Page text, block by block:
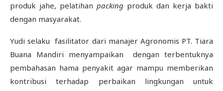
produk jahe, pelatihan packing produk dan kerja bakti
dengan masyarakat.
Yudi selaku fasilitator dari manajer Agronomis PT. Tiara
Buana Mandiri menyampaikan dengan terbentuknya
pembahasan hama penyakit agar mampu memberikan
kontribusi terhadap perbaikan lingkungan untuk